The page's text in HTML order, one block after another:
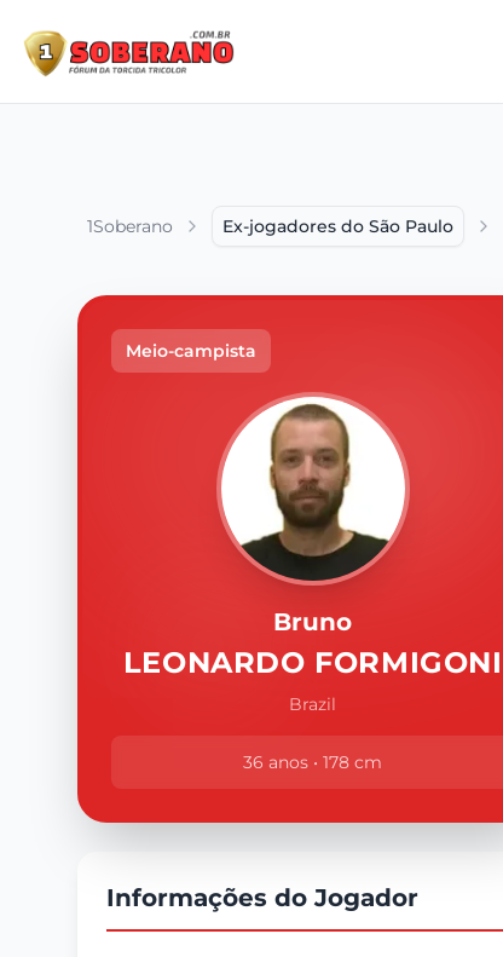
1Soberano Ex-jogadores do São Paulo
Meio-campista
Bruno
LEONARDO FORMIGONI
Brazil
36 anos • 178 cm
Informações do Jogador